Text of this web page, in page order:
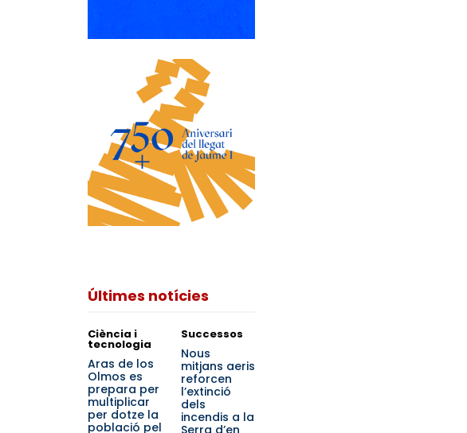
Últimes notícies
Ciència i
tecnologia
Aras de los
Olmos es
prepara per
multiplicar
per dotze la
població pel
Successos
Nous
mitjans aeris
reforcen
l’extinció
dels
incendis a la
Serra d’en